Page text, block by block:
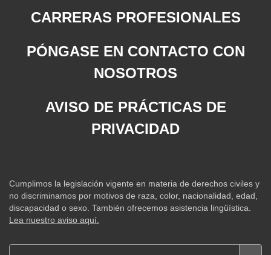
CARRERAS PROFESIONALES
PÓNGASE EN CONTACTO CON
NOSOTROS
AVISO DE PRÁCTICAS DE
PRIVACIDAD
Cumplimos la legislación vigente en materia de derechos civiles y
no discriminamos por motivos de raza, color, nacionalidad, edad,
discapacidad o sexo. También ofrecemos asistencia lingüística.
Lea nuestro aviso aquí.